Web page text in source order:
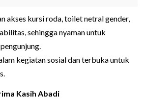
akses kursi roda, toilet netral gender,
sehingga nyaman untuk
kegiatan sosial dan terbuka untuk
Kasih Abadi